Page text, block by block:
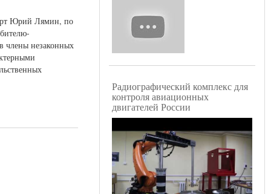
Юрий Лямин, по
члены незаконных
Радиографический комплекс для
контроля авиационных
двигателей России